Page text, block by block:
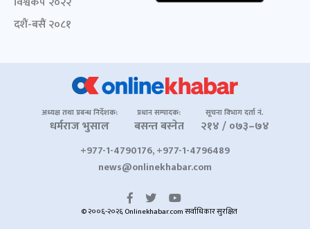
दशैं-बसैं २०८१
अध्यक्ष तथा प्रबन्ध निर्देशक:
धर्मराज भुसाल
प्रधान सम्पादक:
बसन्त बस्नेत
सूचना विभाग दर्ता नं.
२१४ / ०७३–७४
+977-1-4790176, +977-1-4796489
news@onlinekhabar.com
© २००६-२०२६ Onlinekhabar.com सर्वाधिकार सुरक्षित